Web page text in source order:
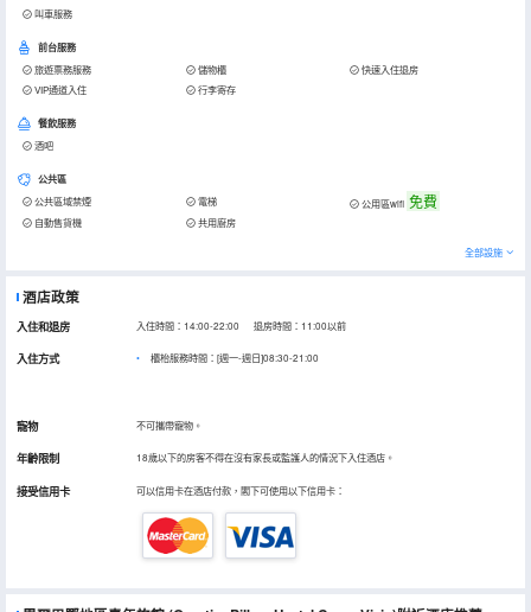
叫車服務
前台服務
旅遊票務服務 儲物櫃
快速入住退房
VIP通道入住
行李寄存
餐飲服務
酒吧
公共區
公共區域禁煙 電梯 公用區wifi 免費
自動售貨機 共用廚房
全部設施
酒店政策
入住和退房 入住時間：14:00-22:00 退房時間：11:00以前
入住方式 櫃枱服務時間：[週一-週日]08:30-21:00
寵物 不可攜帶寵物。
年齡限制 18歲以下的房客不得在沒有家長或監護人的情況下入住酒店。
接受信用卡 可以信用卡在酒店付款，閣下可使用以下信用卡：